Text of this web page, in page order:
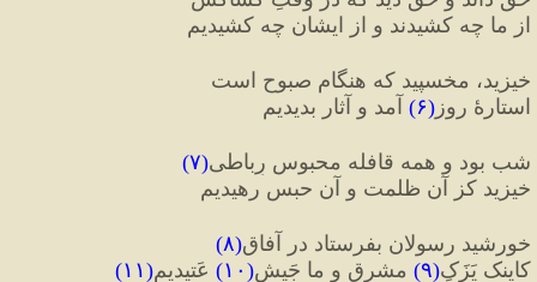
از ما چه کشیدند و از ایشان چه کشیدیم
خیزید، مخسپید که هنگامِ صبوح است
استارهٔ روز (۶) آمد و آثار بدیدیم
شب بود و همه قافله محبوسِ رِباطی(۷)
خیزید کز آن ظلمت و آن حبس رهیدیم
خورشید رسولان بفرستاد در آفاق(۸)
کاینک یَزَکِ(۹) مشرق و ما جَیشِ( ۱۰) عَتیدیم(۱۱)